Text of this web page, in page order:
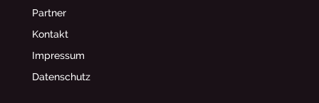
Partner
Kontakt
Impressum
Datenschutz